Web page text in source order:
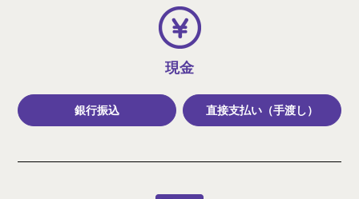
現金
銀行振込 直接支払い（手渡し）